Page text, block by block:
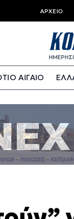
ΑΡΧΕΊΟ
ΑΙΓΑΙΟ